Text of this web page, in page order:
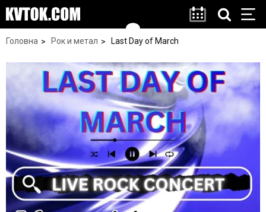
Головна Рок и метал Last Day of March